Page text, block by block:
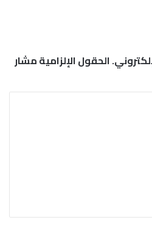
الحقول الإلزامية مشار